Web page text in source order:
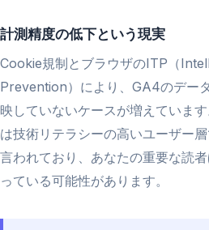
計測精度の低下という現実
Cookie規制とブラウザのITP（
Prevention）により、GA4のデー
映していないケースが増えていま
は技術リテラシーの高いユーザー
言われており、あなたの重要な読
っている可能性があります。